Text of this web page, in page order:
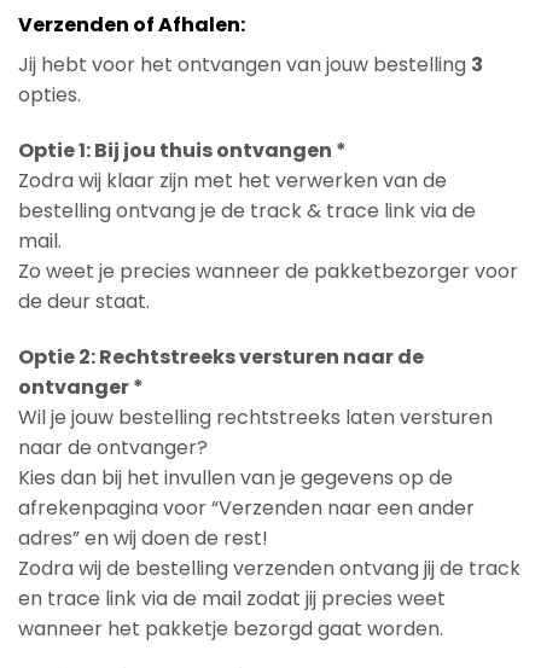
Verzenden of Afhalen:
Jij hebt voor het ontvangen van jouw bestelling 3
opties.
Optie 1: Bij jou thuis ontvangen *
Zodra wij klaar zijn met het verwerken van de
bestelling ontvang je de track & trace link via de
mail.
Zo weet je precies wanneer de pakketbezorger voor
de deur staat.
Optie 2: Rechtstreeks versturen naar de
ontvanger *
Wil je jouw bestelling rechtstreeks laten versturen
naar de ontvanger?
Kies dan bij het invullen van je gegevens op de
afrekenpagina voor “Verzenden naar een ander
adres” en wij doen de rest!
Zodra wij de bestelling verzenden ontvang jij de track
en trace link via de mail zodat jij precies weet
wanneer het pakketje bezorgd gaat worden.